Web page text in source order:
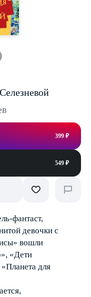
399 ₽
549 ₽
фантаст,
девочки с
вошли
«Дети
для